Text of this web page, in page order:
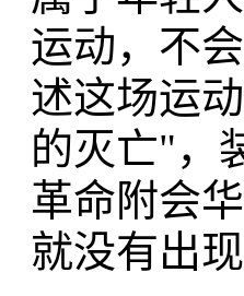
运动，不
述这场运
的灭亡"，
革命附会
就没有出